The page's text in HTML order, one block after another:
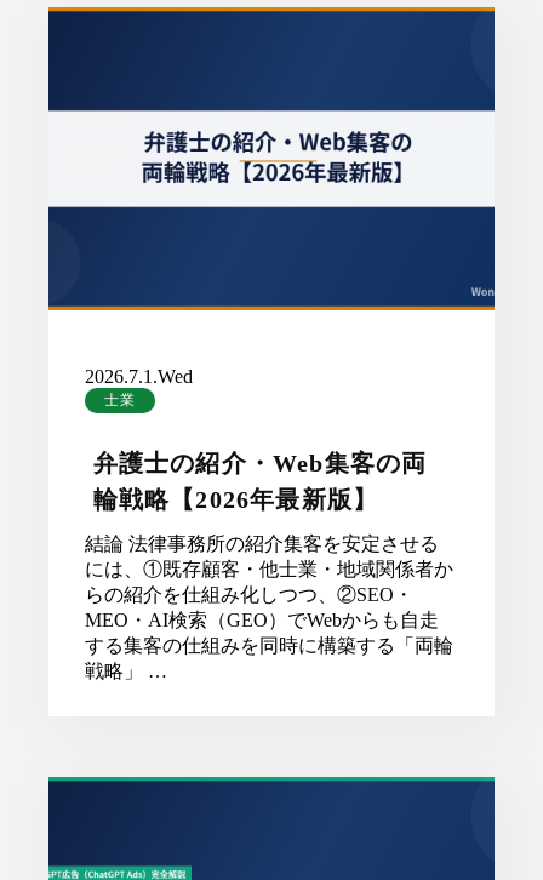
2026.7.1.Wed
士業
弁護士の紹介・Web集客の両
輪戦略【2026年最新版】
結論 法律事務所の紹介集客を安定させる
には、①既存顧客・他士業・地域関係者か
らの紹介を仕組み化しつつ、②SEO・
MEO・AI検索（GEO）でWebからも自走
する集客の仕組みを同時に構築する「両輪
戦略」 …